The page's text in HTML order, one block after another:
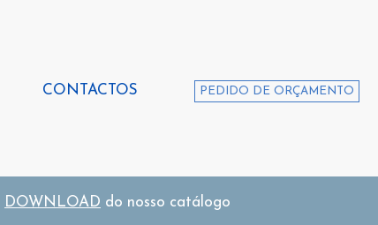
CONTACTOS PEDIDO DE ORÇAMENTO
DOWNLOAD do nosso catálogo